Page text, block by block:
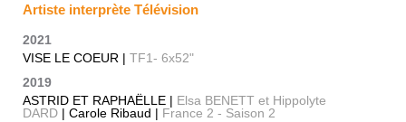
Artiste interprète Télévision
2021
VISE LE COEUR | TF1- 6x52"
2019
ASTRID ET RAPHAËLLE | Elsa BENETT et Hippolyte
DARD | Carole Ribaud | France 2 - Saison 2